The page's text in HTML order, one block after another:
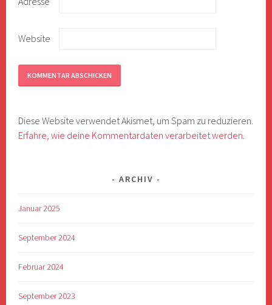
Website
Diese Website verwendet Akismet, um Spam zu reduzieren.
Erfahre, wie deine Kommentardaten verarbeitet werden.
ARCHIV
Januar 2025
September 2024
Februar 2024
September 2023